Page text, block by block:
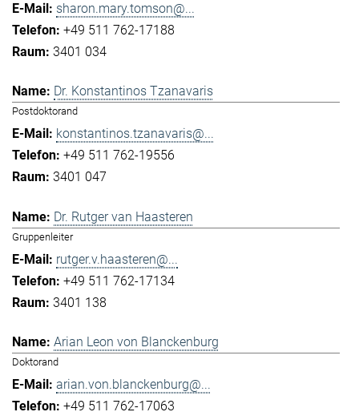
sharon.mary.tomson@...
+49 511 762-17188
3401 034
Dr. Konstantinos Tzanavaris
Postdoktorand
konstantinos.tzanavaris@...
+49 511 762-19556
3401 047
Dr. Rutger van Haasteren
Gruppenleiter
rutger.v.haasteren@...
+49 511 762-17134
3401 138
Arian Leon von Blanckenburg
Doktorand
arian.von.blanckenburg@...
+49 511 762-17063